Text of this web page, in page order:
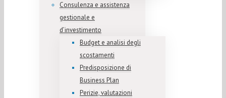
Consulenza e assistenza
gestionale e
d’investimento
Budget e analisi degli
scostamenti
Predisposizione di
Business Plan
Perizie, valutazioni